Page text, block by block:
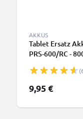
AKKUS
Tablet Ersatz
PRS-600/RC -
9,95 €